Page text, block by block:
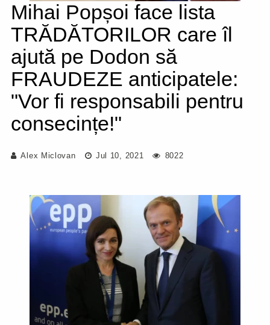
Mihai Popșoi face lista
TRĂDĂTORILOR care îl
ajută pe Dodon să
FRAUDEZE anticipatele:
"Vor fi responsabili pentru
consecințe!"
Alex Miclovan Jul 10, 2021 8022